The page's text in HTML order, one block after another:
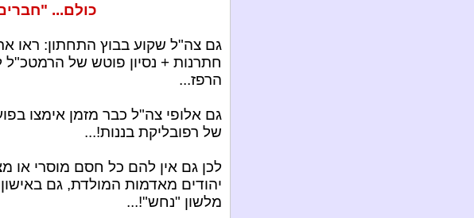
כולם...
גם צה"ל שקוע בבוץ התחתון: ראו
חתרנות + נסיון פוטש של הרמטכ"ל
הרפז...
גם אלופי צה"ל כבר מזמן אימצו
של רפובליקת בננות!...
לכן גם אין להם כל חסם מוסרי או
יהודים מאדמות המולדת, גם
מלשון "נחש"!...